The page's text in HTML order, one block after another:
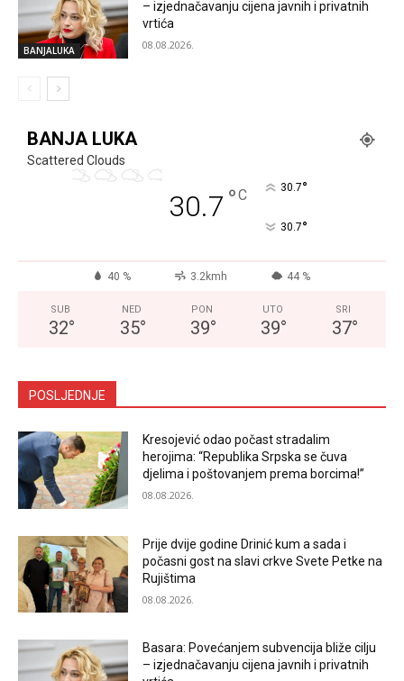
BANJALUKA
– izjednačavanju cijena javnih i privatnih
vrtića
08.08.2026.
BANJA LUKA
Scattered Clouds
30.7 °C 30.7°
30.7°
40 % 3.2kmh 44 %
SUB
32°
NED
35°
PON
39°
UTO
39°
SRI
37°
POSLJEDNJE
Kresojević odao počast stradalim
herojima: “Republika Srpska se čuva
djelima i poštovanjem prema borcima!”
08.08.2026.
Prije dvije godine Drinić kum a sada i
počasni gost na slavi crkve Svete Petke na
Rujištima
08.08.2026.
Basara: Povećanjem subvencija bliže cilju
– izjednačavanju cijena javnih i privatnih